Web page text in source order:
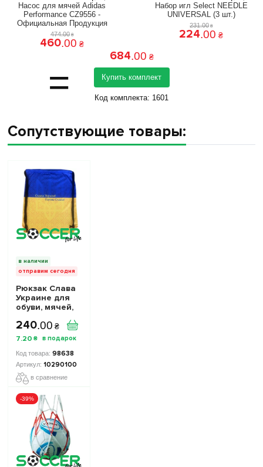
Насос для мячей Adidas
Performance CZ9556 -
Официальная Продукция
474.00 ₴
460.00 ₴
Набор игл Select NEEDLE
UNIVERSAL (3 шт.)
231.00 ₴
224.00 ₴
=
684.00 ₴
Купить комплект
Код комплекта: 1601
Сопутствующие товары:
в наличии
отправим сегодня
Рюкзак Слава
Украине для
обуви, мячей,
10290100 цвет:
желто-синий
240.00 ₴
7.20 ₴
98638
10290100
в сравнение
-39%